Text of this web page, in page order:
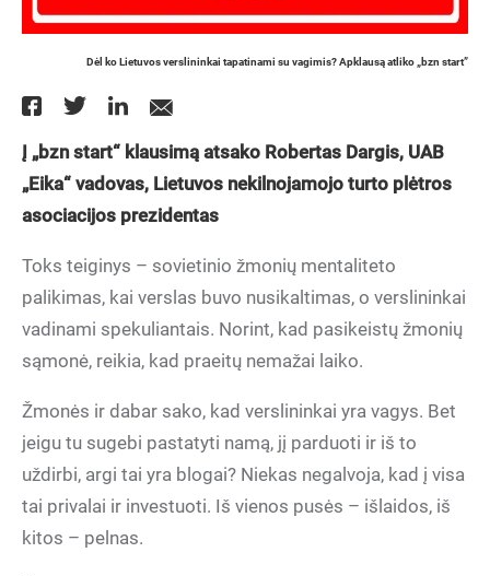
Dėl ko Lietuvos verslininkai tapatinami su vagimis? Apklausą atliko „bzn start”
Į „bzn start“ klausimą atsako Robertas Dargis, UAB
„Eika“ vadovas, Lietuvos nekilnojamojo turto plėtros
asociacijos prezidentas
Toks teiginys – sovietinio žmonių mentaliteto
palikimas, kai verslas buvo nusikaltimas, o verslininkai
vadinami spekuliantais. Norint, kad pasikeistų žmonių
sąmonė, reikia, kad praeitų nemažai laiko.
Žmonės ir dabar sako, kad verslininkai yra vagys. Bet
jeigu tu sugebi pastatyti namą, jį parduoti ir iš to
uždirbi, argi tai yra blogai? Niekas negalvoja, kad į visa
tai privalai ir investuoti. Iš vienos pusės – išlaidos, iš
kitos – pelnas.